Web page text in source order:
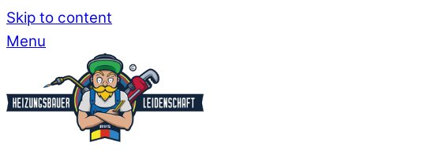
Skip to content
Menu